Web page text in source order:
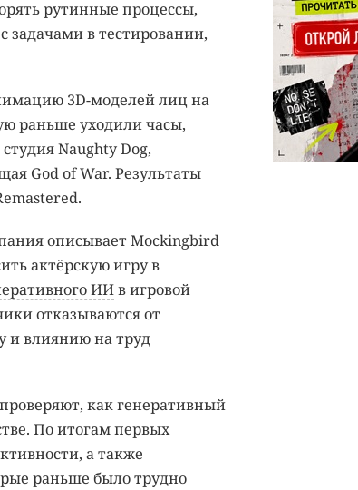
рутинные процессы,
задачами в тестировании,
3D-моделей лиц на
раньше уходили часы,
Naughty Dog,
God of War. Результаты
описывает Mockingbird
актёрскую игру в
ИИв игровой
отказываются от
и влиянию на труд
как генеративный
По итогам первых
а также
раньше было трудно